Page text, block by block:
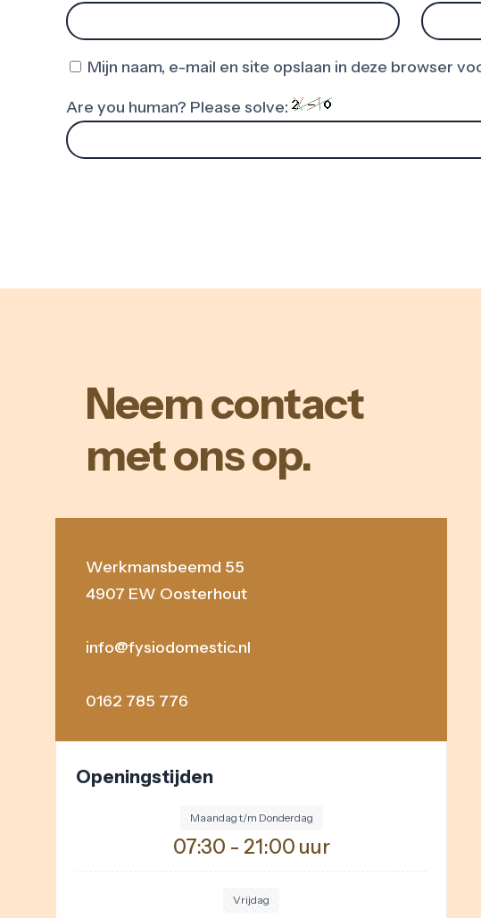
Mijn naam, e-mail en site opslaan in deze browser
Are you human? Please solve:
Neem contact
met ons op.
Werkmansbeemd 55
4907 EW Oosterhout
info@fysiodomestic.nl
0162 785 776
Openingstijden
Maandag t/m Donderdag
07:30 - 21:00 uur
Vrijdag